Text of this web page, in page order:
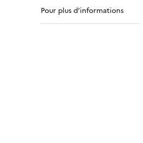
Pour plus d’informations